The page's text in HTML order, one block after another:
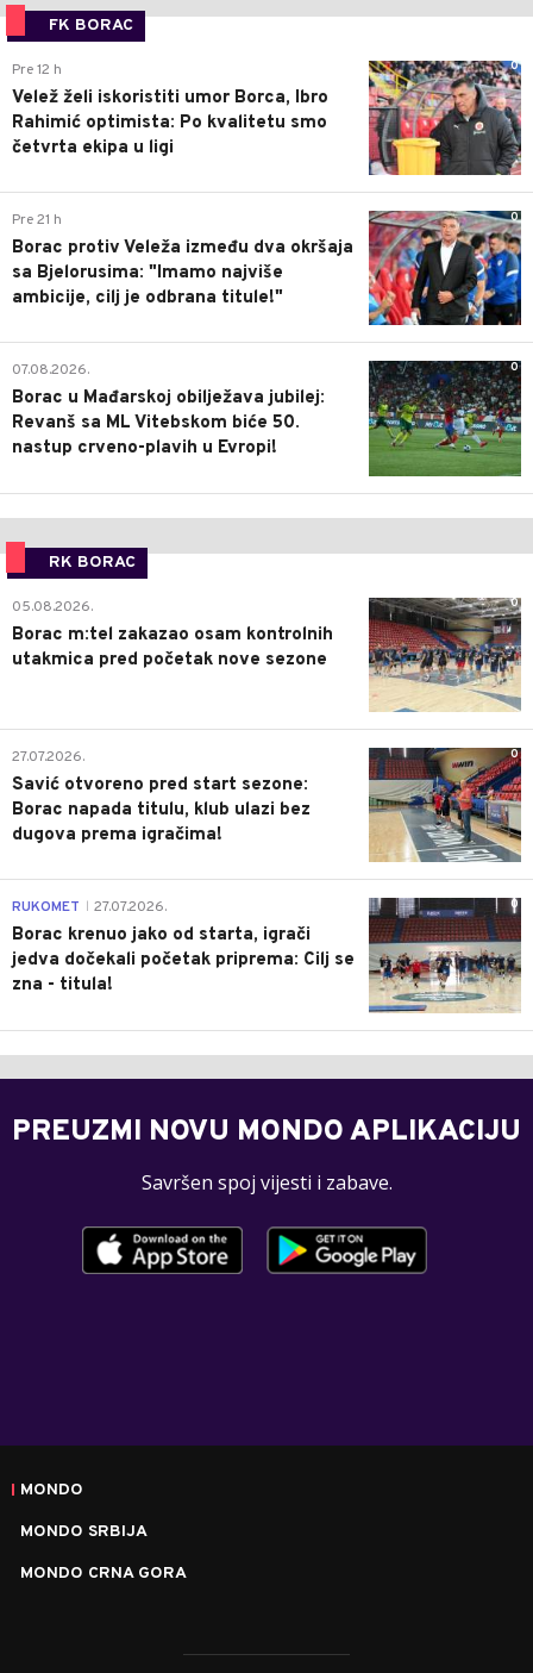
FK BORAC
0
Pre 12 h
Velež želi iskoristiti umor Borca, Ibro
Rahimić optimista: Po kvalitetu smo
četvrta ekipa u ligi
0
Pre 21 h
Borac protiv Veleža između dva okršaja
sa Bjelorusima: "Imamo najviše
ambicije, cilj je odbrana titule!"
0
07.08.2026.
Borac u Mađarskoj obilježava jubilej:
Revanš sa ML Vitebskom biće 50.
nastup crveno-plavih u Evropi!
RK BORAC
0
05.08.2026.
Borac m:tel zakazao osam kontrolnih
utakmica pred početak nove sezone
0
27.07.2026.
Savić otvoreno pred start sezone:
Borac napada titulu, klub ulazi bez
dugova prema igračima!
0
RUKOMET 27.07.2026.
Borac krenuo jako od starta, igrači
jedva dočekali početak priprema: Cilj se
zna - titula!
PREUZMI NOVU MONDO APLIKACIJU
Savršen spoj vijesti i zabave.
MONDO
MONDO SRBIJA
MONDO CRNA GORA